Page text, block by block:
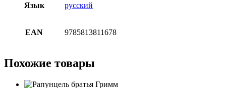
Язык русский
EAN 9785813811678
Похожие товары